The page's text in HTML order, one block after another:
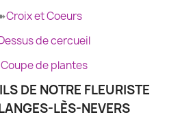
Croix et Coeurs
de cercueil
Coupe de plantes
DE NOTRE FLEURISTE
LÈS-NEVERS